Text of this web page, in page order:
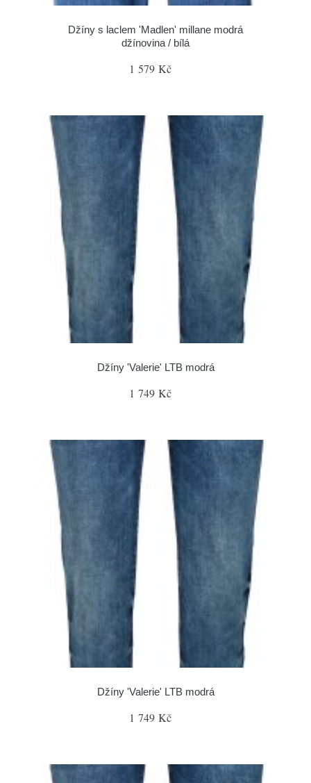
Džíny s laclem 'Madlen' millane modrá
džínovina / bílá
1 579 Kč
Džíny 'Valerie' LTB modrá
1 749 Kč
Džíny 'Valerie' LTB modrá
1 749 Kč